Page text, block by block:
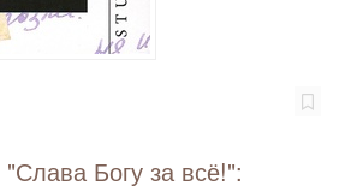
Богу за всё!":